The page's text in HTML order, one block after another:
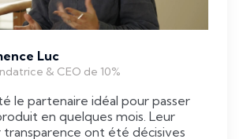
Luc
& CEO de 10%
le partenaire idéal pour passer
en quelques mois. Leur
ont été décisives